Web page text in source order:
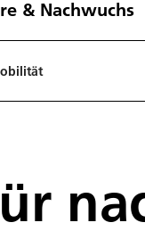
& Nachwuchs